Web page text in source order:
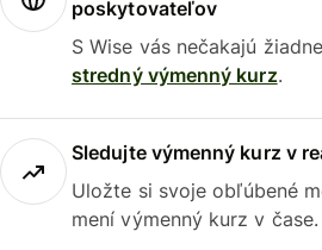
poskytovateľov
S Wise vás nečakajú
stredný výmenný kurz.
Sledujte výmenný kurz v
Uložte si svoje obľúbené
mení výmenný kurz v čase.